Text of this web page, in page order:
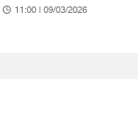
11:00 | 09/03/2026